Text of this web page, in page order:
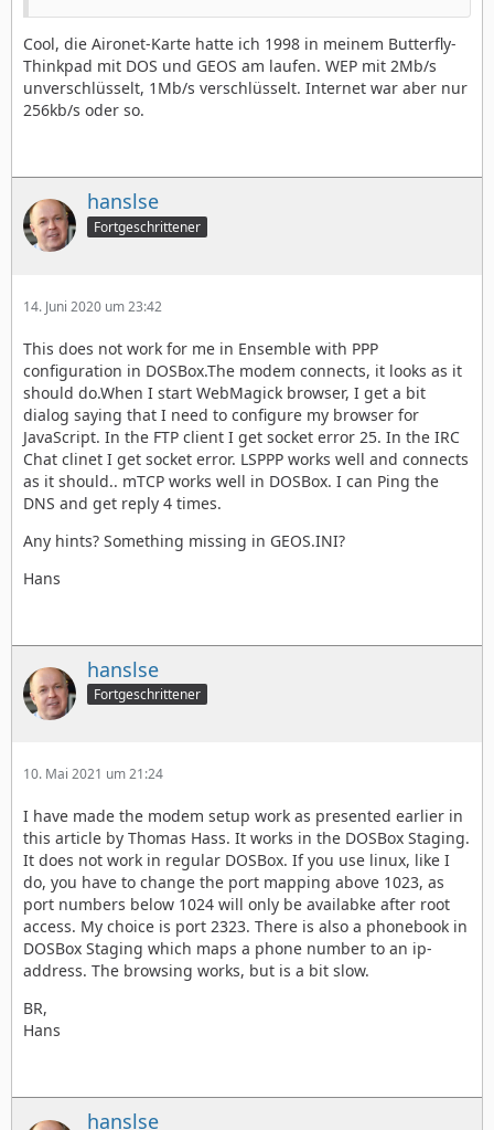
Cool, die Aironet-Karte hatte ich 1998 in meinem Butterfly-
Thinkpad mit DOS und GEOS am laufen. WEP mit 2Mb/s
unverschlüsselt, 1Mb/s verschlüsselt. Internet war aber nur
256kb/s oder so.
hanslse
Fortgeschrittener
14. Juni 2020 um 23:42
This does not work for me in Ensemble with PPP
configuration in DOSBox.The modem connects, it looks as it
should do.When I start WebMagick browser, I get a bit
dialog saying that I need to configure my browser for
JavaScript. In the FTP client I get socket error 25. In the IRC
Chat clinet I get socket error. LSPPP works well and connects
as it should.. mTCP works well in DOSBox. I can Ping the
DNS and get reply 4 times.
Any hints? Something missing in GEOS.INI?
Hans
hanslse
Fortgeschrittener
10. Mai 2021 um 21:24
I have made the modem setup work as presented earlier in
this article by Thomas Hass. It works in the DOSBox Staging.
It does not work in regular DOSBox. If you use linux, like I
do, you have to change the port mapping above 1023, as
port numbers below 1024 will only be availabke after root
access. My choice is port 2323. There is also a phonebook in
DOSBox Staging which maps a phone number to an ip-
address. The browsing works, but is a bit slow.
BR,
Hans
hanslse